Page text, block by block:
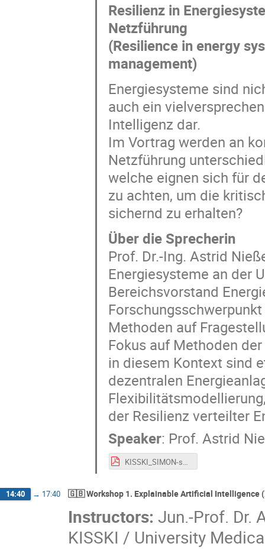
Resilienz in
Netzführung
(Resilience in energy
management)
Energiesysteme sind
auch ein
Intelligenz dar.
Im Vortrag werden an
Netzführung
welche eignen sich für
zu achten, um die
sichernd zu erhalten?
Über die Sprecherin
Prof. Dr.-Ing. Astrid
Energiesysteme an der
Bereichsvorstand
Methoden auf
Fokus auf Methoden
in diesem Kontext sind
dezentralen
der Resilienz verteilter
Speaker: Prof. Astrid
KISSKI_SIMON-short.pdf
14:40 → 17:40 🇬🇧 Workshop 1. Explainable Artificial Intelligence
Instructors: Jun.-Prof. Dr.
KISSKI / University